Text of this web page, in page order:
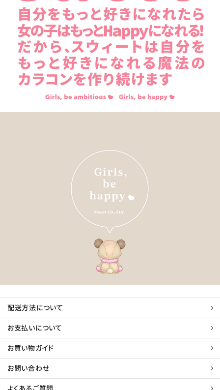
配送方法について
お支払いについて
お買い物ガイド
お問い合わせ